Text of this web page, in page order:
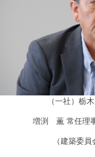
（一社）栃
増渕 薫 常任理
（建築委